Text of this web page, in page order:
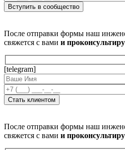
После отправки формы наш
свяжется с вами и
[telegram]
После отправки формы наш
свяжется с вами и